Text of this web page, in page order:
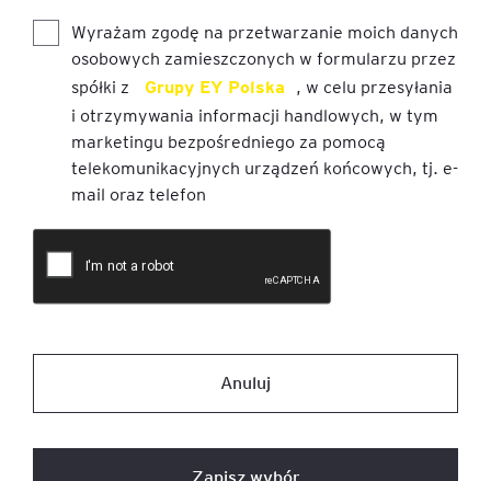
Wyrażam zgodę na przetwarzanie moich danych
osobowych zamieszczonych w formularzu przez
spółki z
Grupy EY Polska
, w celu przesyłania
i otrzymywania informacji handlowych, w tym
marketingu bezpośredniego za pomocą
telekomunikacyjnych urządzeń końcowych, tj. e-
mail oraz telefon
Anuluj